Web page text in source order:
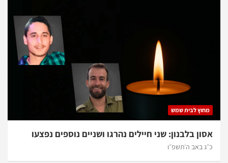
מחוץ לבית שמש
אסון בלבנון: שני חיילים נהרגו ושניים נוספים נפצעו
כ״ג באב ה׳תשפ״ו